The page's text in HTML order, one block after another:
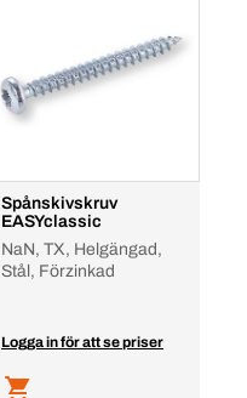
Spånskivskruv
EASYclassic
NaN, TX, Helgängad,
Stål, Förzinkad
Logga in för att se priser